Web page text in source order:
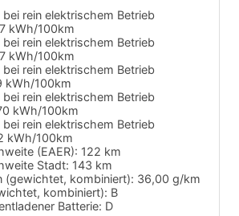
rein elektrischem Betrieb
kWh/100km
rein elektrischem Betrieb
kWh/100km
rein elektrischem Betrieb
kWh/100km
rein elektrischem Betrieb
kWh/100km
rein elektrischem Betrieb
kWh/100km
(EAER): 122 km
Stadt: 143 km
(gewichtet, kombiniert): 36,00 g/km
kombiniert): B
Batterie: D